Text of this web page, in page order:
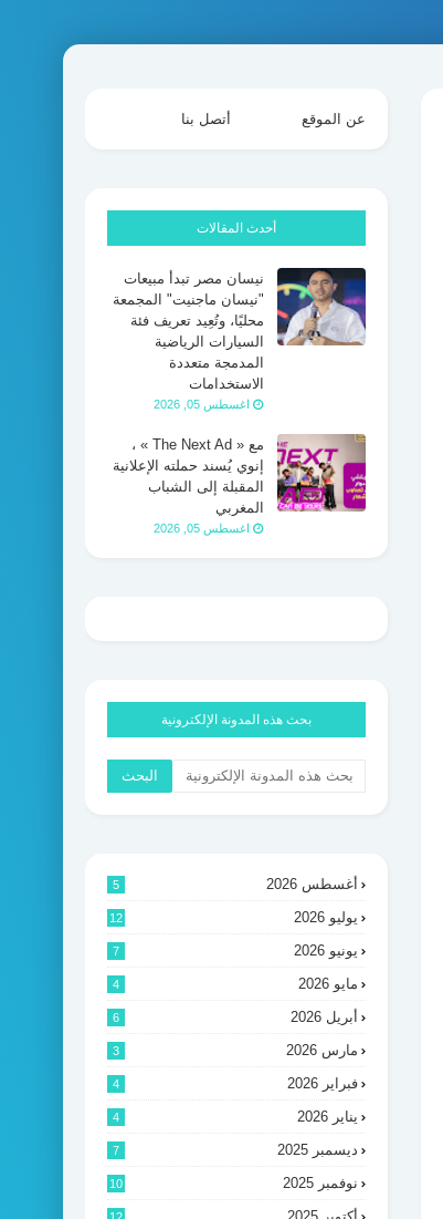
عن الموقع أتصل بنا
أحدث المقالات
نيسان مصر تبدأ مبيعات
"نيسان ماجنيت" المجمعة
محليًا، وتُعِيد تعريف فئة
السيارات الرياضية
المدمجة متعددة
الاستخدامات
اغسطس 05, 2026
مع « The Next Ad » ،
إنوي يُسند حملته الإعلانية
المقبلة إلى الشباب
المغربي
اغسطس 05, 2026
بحث هذه المدونة الإلكترونية
أغسطس 2026 5
يوليو 2026 12
يونيو 2026 7
مايو 2026 4
أبريل 2026 6
مارس 2026 3
فبراير 2026 4
يناير 2026 4
ديسمبر 2025 7
نوفمبر 2025 10